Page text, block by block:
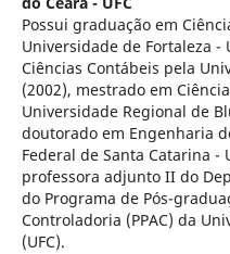
Possui graduação em
Universidade de Fortaleza -
Ciências Contábeis pela
(2002), mestrado em
Universidade Regional de
doutorado em Engenharia
Federal de Santa Catarina -
professora adjunto II do
do Programa de Pós-
Controladoria (PPAC) da
(UFC).